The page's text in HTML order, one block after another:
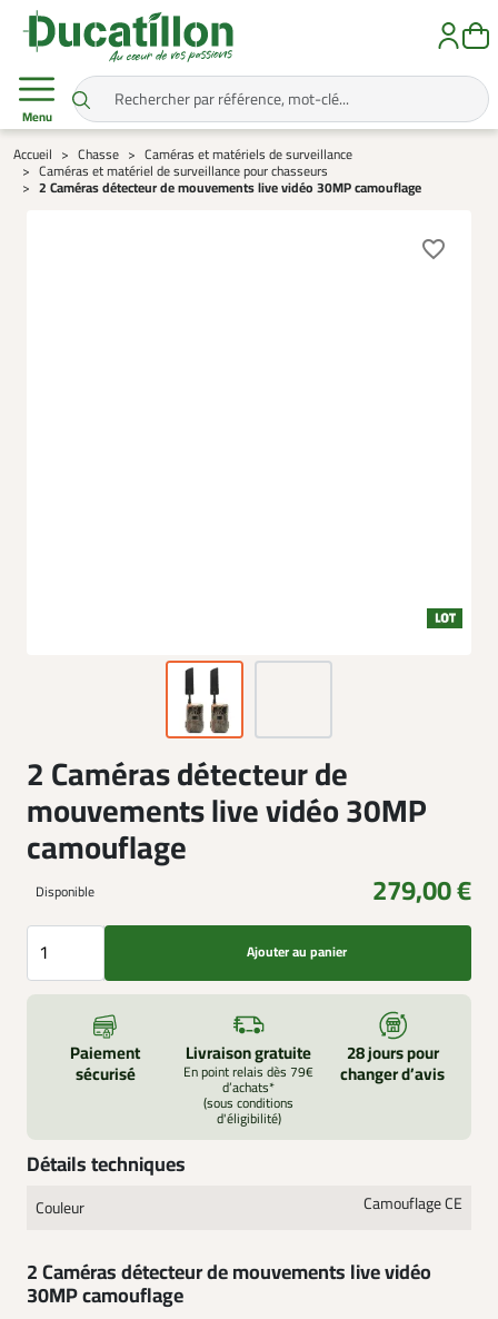
Menu
Accueil Chasse
Caméras et matériels de surveillance
Caméras et matériel de surveillance pour chasseurs
2 Caméras détecteur de mouvements live vidéo 30MP camouflage
favorite_border
2 Caméras détecteur de
mouvements live vidéo 30MP
camouflage
Disponible 279,00 €
Ajouter au panier
Paiement
sécurisé
Livraison gratuite
En point relais dès 79€
d’achats*
(sous conditions
d'éligibilité)
28 jours pour
changer d’avis
Détails techniques
Couleur Camouflage CE
2 Caméras détecteur de mouvements live vidéo
30MP camouflage